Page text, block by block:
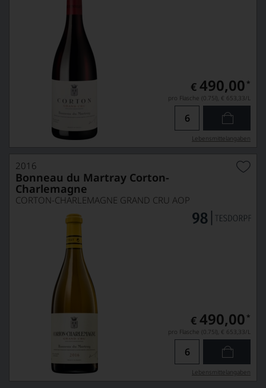
€ 490,00 *
pro Flasche (0.75l), € 653,33/L
Lebensmittel­angaben
2016
Bonneau du Martray Corton-
Charlemagne
CORTON-CHARLEMAGNE GRAND CRU AOP
€ 490,00 *
pro Flasche (0.75l), € 653,33/L
Lebensmittel­angaben